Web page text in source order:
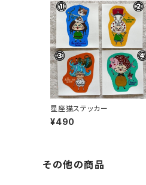
星座猫ステッカー
¥490
その他の商品